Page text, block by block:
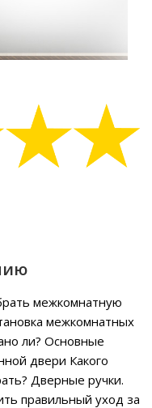
межкомнатную
межкомнатных
ли? Основные
двери Какого
Дверные ручки.
правильный уход за